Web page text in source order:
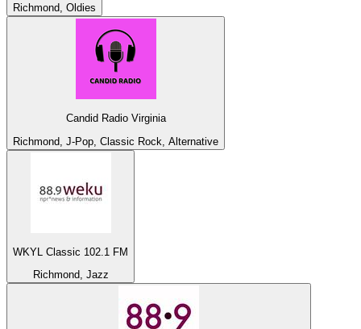
Richmond, Oldies
Candid Radio Virginia
Richmond, J-Pop, Classic Rock, Alternative
WKYL Classic 102.1 FM
Richmond, Jazz